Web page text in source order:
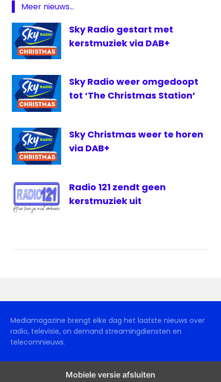
Meer nieuws...
Sky Radio gestart met
kerstmuziek via DAB+
Sky Radio weer omgedoopt
tot ‘The Christmas Station’
Sky Christmas weer te horen
via DAB+
Radio 121 zendt geen
kerstmuziek uit
Mediamagazine brengt elke dag het laatste nieuws over
radio, televisie, on demand streamingdiensten en
telecomnieuws.
Mobiele versie afsluiten